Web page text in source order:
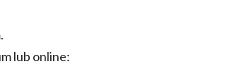
lub online: